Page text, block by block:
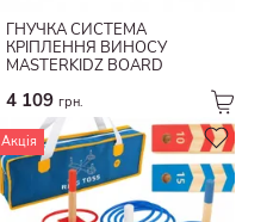
ГНУЧКА СИСТЕМА
КРІПЛЕННЯ ВИНОСУ
MASTERKIDZ BOARD
4 109 грн.
Акція